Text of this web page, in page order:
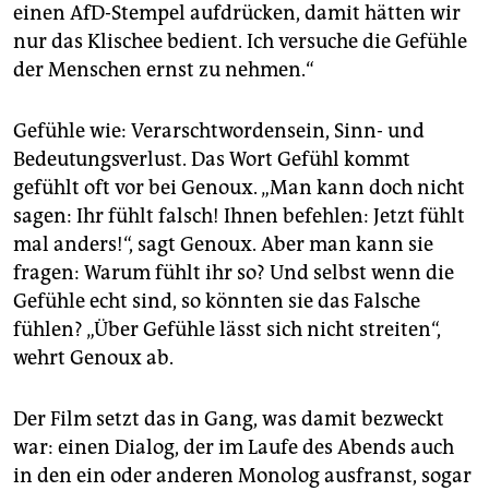
einen AfD-Stempel aufdrücken, damit hätten wir
nur das Klischee bedient. Ich versuche die Gefühle
der Menschen ernst zu nehmen.“
Gefühle wie: Verarschtwordensein, Sinn- und
Bedeutungsverlust. Das Wort Gefühl kommt
gefühlt oft vor bei Genoux. „Man kann doch nicht
sagen: Ihr fühlt falsch! Ihnen befehlen: Jetzt fühlt
mal anders!“, sagt Genoux. Aber man kann sie
fragen: Warum fühlt ihr so? Und selbst wenn die
Gefühle echt sind, so könnten sie das Falsche
fühlen? „Über Gefühle lässt sich nicht streiten“,
wehrt Genoux ab.
Der Film setzt das in Gang, was damit bezweckt
war: einen Dialog, der im Laufe des Abends auch
in den ein oder anderen Monolog ausfranst, sogar